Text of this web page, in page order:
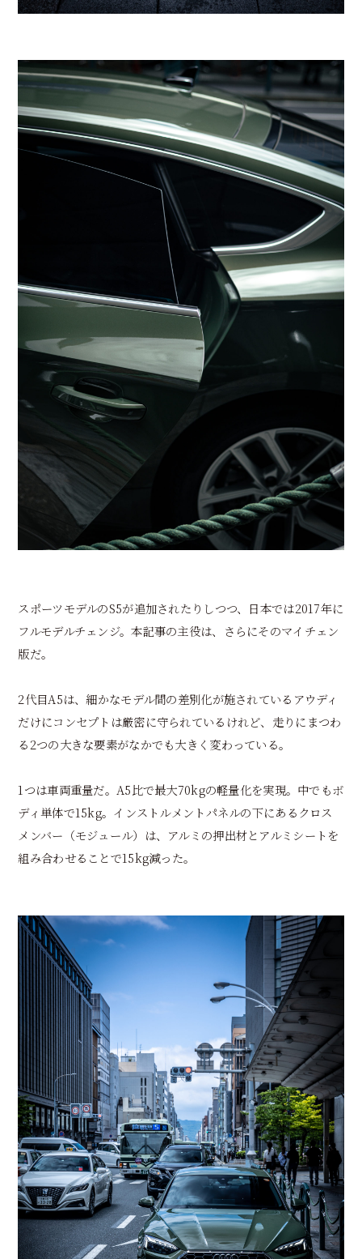
スポーツモデルのS5が追加されたりしつつ、日本では2017年に
フルモデルチェンジ。本記事の主役は、さらにそのマイチェン
版だ。
2代目A5は、細かなモデル間の差別化が施されているアウディ
だけにコンセプトは厳密に守られているけれど、走りにまつわ
る2つの大きな要素がなかでも大きく変わっている。
1つは車両重量だ。A5比で最大70kgの軽量化を実現。中でもボ
ディ単体で15kg。インストルメントパネルの下にあるクロス
メンバー（モジュール）は、アルミの押出材とアルミシートを
組み合わせることで15kg減った。